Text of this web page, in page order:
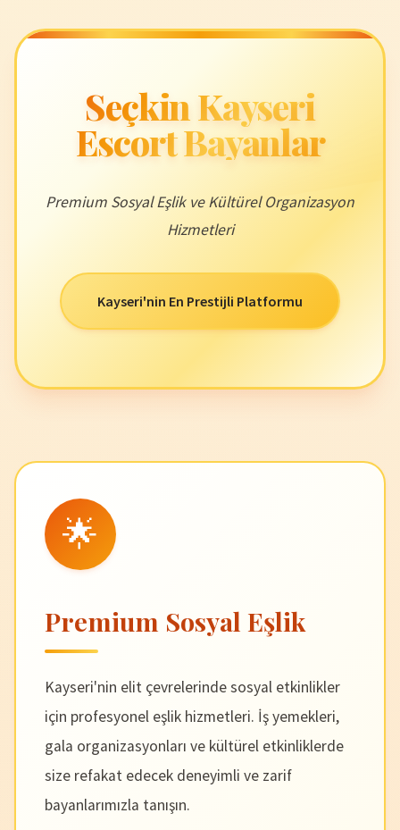
Seçkin Kayseri
Escort Bayanlar
Premium Sosyal Eşlik ve Kültürel Organizasyon
Hizmetleri
Kayseri'nin En Prestijli Platformu
🌟
Premium Sosyal Eşlik
Kayseri'nin elit çevrelerinde sosyal etkinlikler
için profesyonel eşlik hizmetleri. İş yemekleri,
gala organizasyonları ve kültürel etkinliklerde
size refakat edecek deneyimli ve zarif
bayanlarımızla tanışın.